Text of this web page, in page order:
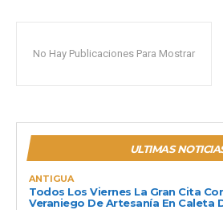
No Hay Publicaciones Para Mostrar
ULTIMAS
ANTIGUA
Todos Los Viernes La Gran Cita
Veraniego De Artesanía En Caleta